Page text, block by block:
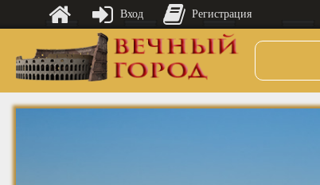
Вход Регистрация